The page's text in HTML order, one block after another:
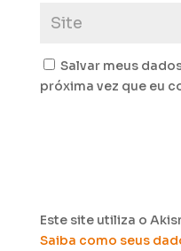
Salvar meus
próxima vez que eu
Este site utiliza o
Saiba como seus